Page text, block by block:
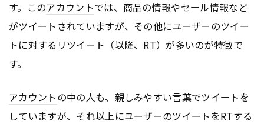
す。このアカウントでは、商品の情報やセール情報など
がツイートされていますが、その他にユーザーのツイー
トに対するリツイート（以降、RT）が多いのが特徴で
す。
アカウントの中の人も、親しみやすい言葉でツイートを
していますが、それ以上にユーザーのツイートをRTする